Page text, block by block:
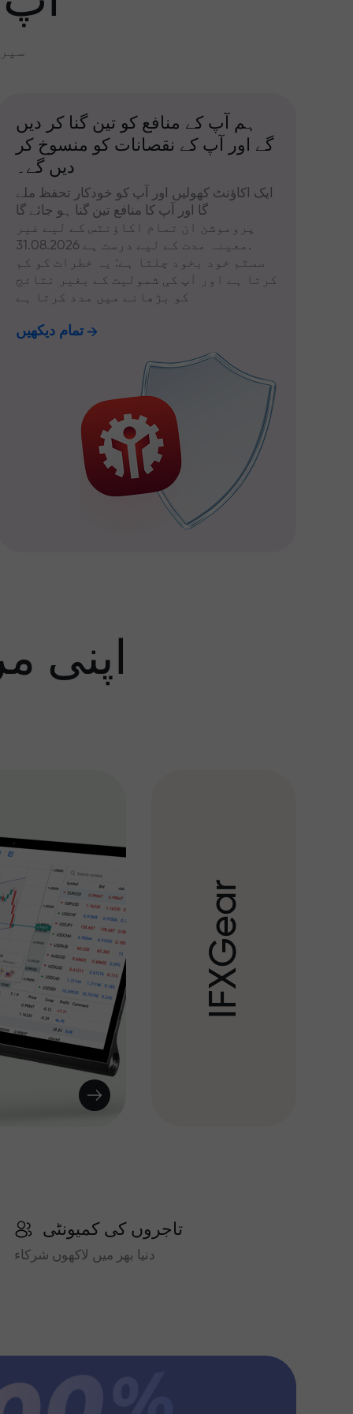
ہم آپ کے منافع کو تین گنا کر دیں
گے اور آپ کے نقصانات کو منسوخ کر
دیں گے۔
ایک اکاؤنٹ کھولیں اور آپ کو خودکار تحفظ ملے
گا اور آپ کا منافع تین گنا ہو جائے گا
پروموشن ان تمام اکاؤنٹس کے لیے غیر
معینہ مدت کے لیے درست ہے 31.08.2026.
سسٹم خود بخود چلتا ہے: یہ خطرات کو کم
کرتا ہے اور آپ کی شمولیت کے بغیر نتائج
کو بڑھانے میں مدد کرتا ہے
تمام دیکھیں
اپنی
I
F
X
G
e
a
r
تاجروں کی کمیونٹی
دنیا بھر میں لاکھوں شرکاء